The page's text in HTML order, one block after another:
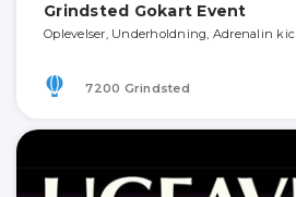
Grindsted Gokart Event
Oplevelser, Underholdning, Adrenalin
7200 Grindsted